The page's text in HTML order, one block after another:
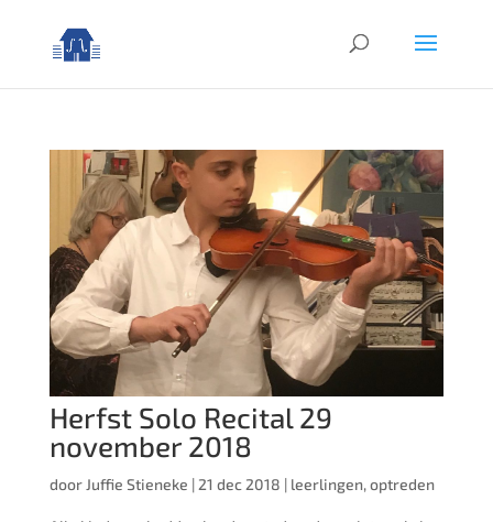
Herfst Solo Recital 29
november 2018
door Juffie Stieneke | 21 dec 2018 | leerlingen,optreden